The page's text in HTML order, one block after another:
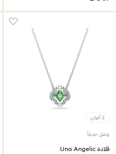
2 ألوان
وصل حديثاً
قلادة Una Angelic